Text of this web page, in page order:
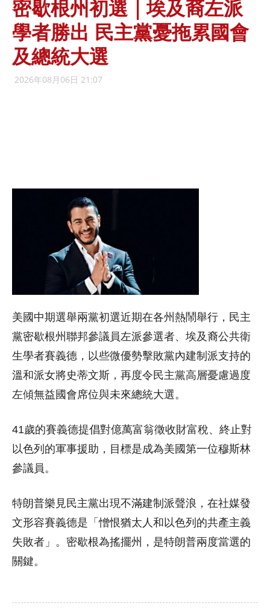
密歇根州初選｜埃及裔左派
學者勝出 民主黨憂拖累國會
及總統大選
2026年08月06日 21:07
美國中期選舉兩黨初選近期在各州熱鬧舉行，民主
黨密歇根州聯邦參議員左派參選者、埃及裔公共衛
生學者賽義德，以些微優勢擊敗黨內建制派支持的
溫和派女將史蒂文斯，再度令民主黨高層憂慮過度
左傾無益國會席位與未來總統大選。
41歲的賽義德提倡對億萬富翁徵收財富稅、終止對
以色列的軍事援助，目標是成為美國第一位穆斯林
參議員。
特朗普樂見民主黨出現不滿建制派聲浪，在社媒發
文形容賽義德是「憎恨猶太人和以色列的共產主義
失敗者」。密歇根為搖擺州，是特朗普兩度當選的
關鍵。